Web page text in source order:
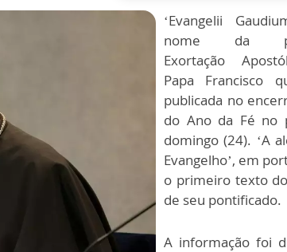
‘Evangelii
nome da
Exortação
Papa Francisco
publicada no
do Ano da Fé no
domingo (24). ‘A
Evangelho’, em
o primeiro texto
de seu pontificado.
A informação foi